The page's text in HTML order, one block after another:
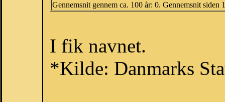
Gennemsnit gennem ca. 100 år: 0. Gennemsnit siden
I fik navnet.
*Kilde: Danmarks